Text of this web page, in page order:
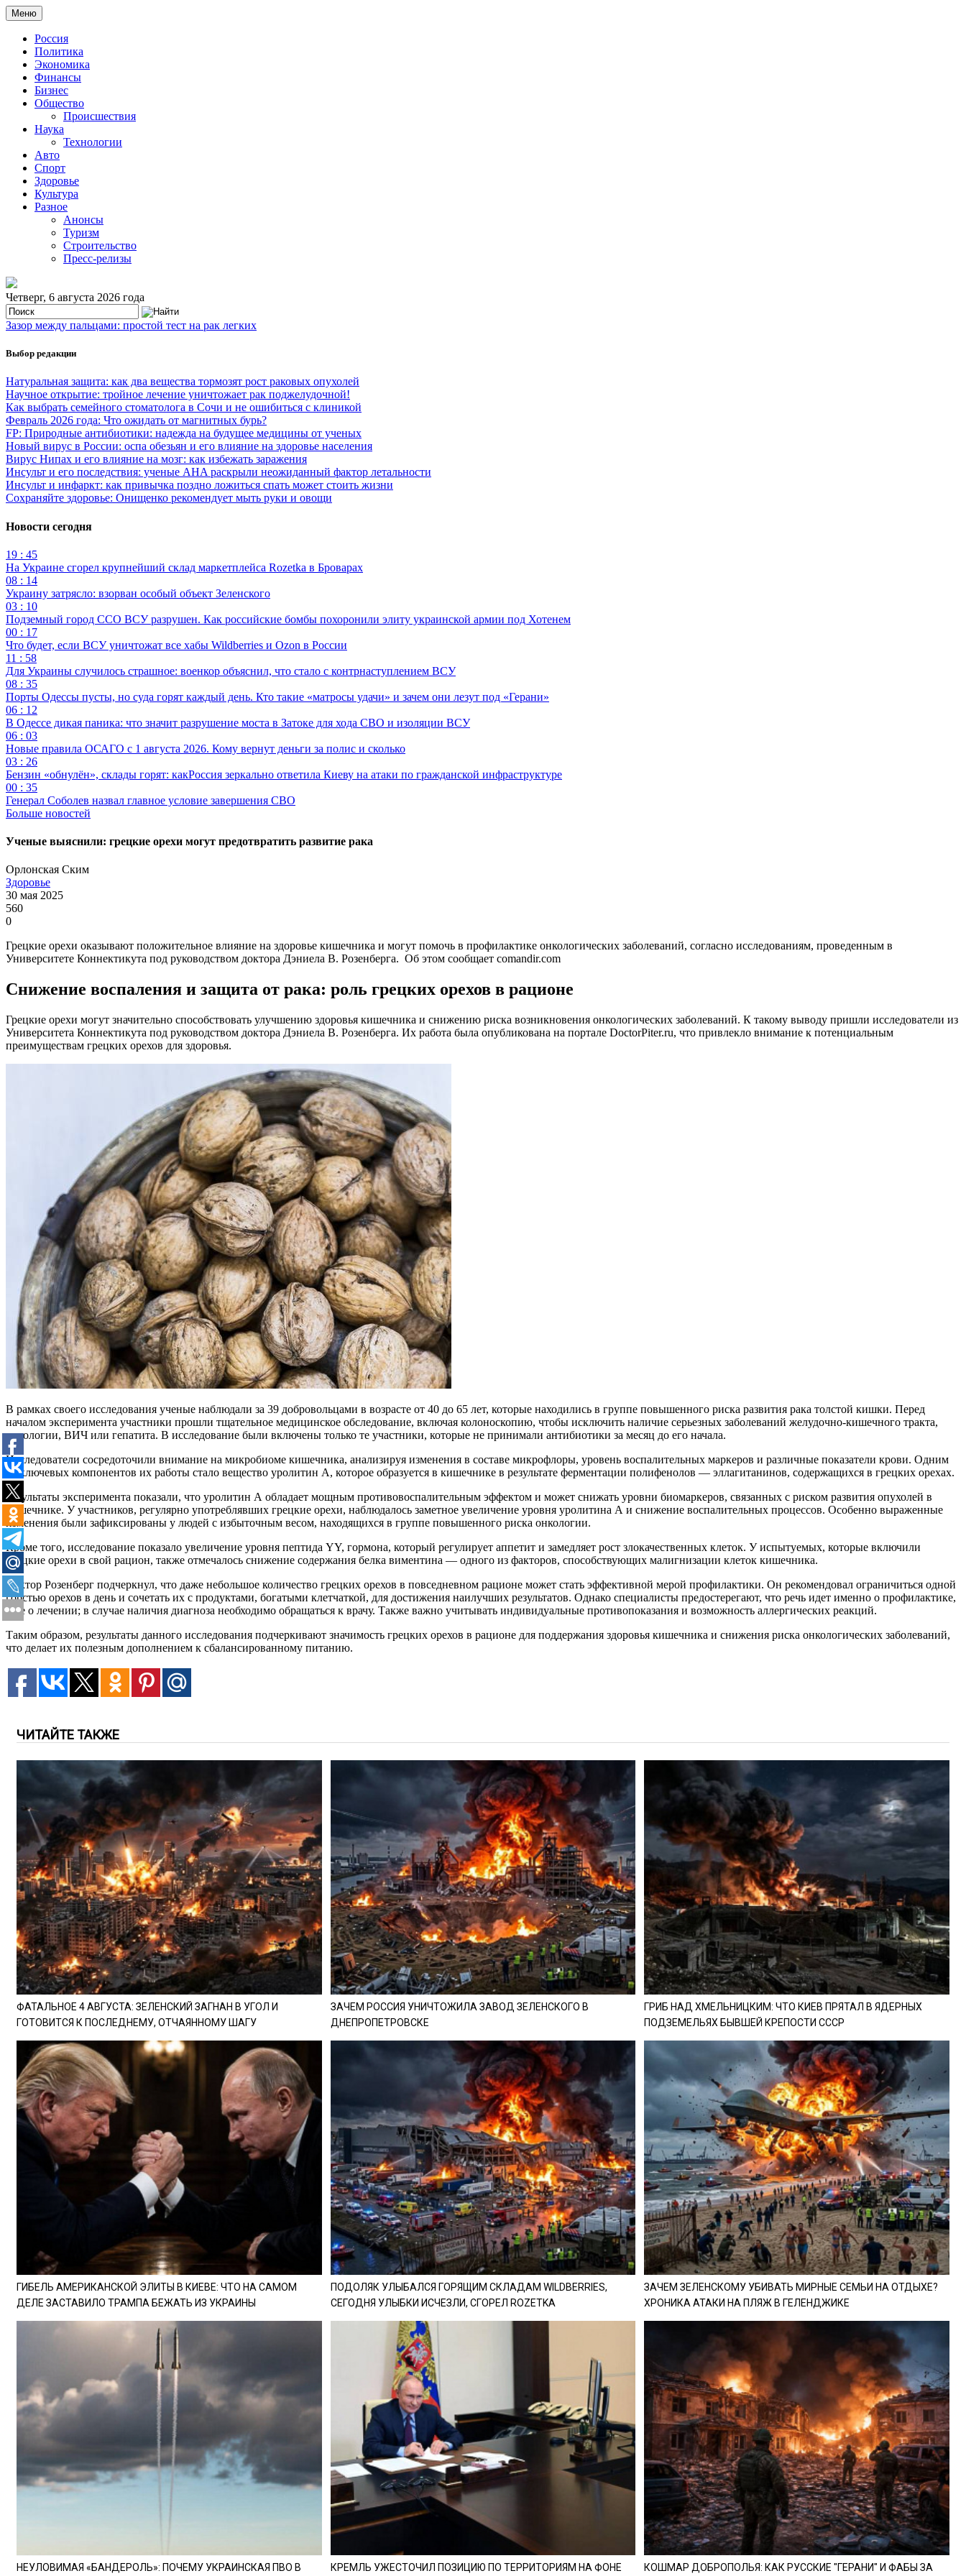
Меню
Россия
Политика
Экономика
Финансы
Бизнес
Общество
Происшествия
Наука
Технологии
Авто
Спорт
Здоровье
Культура
Разное
Анонсы
Туризм
Строительство
Пресс-релизы
Четверг, 6 августа 2026 года
Зазор между пальцами: простой тест на рак легких
Выбор редакции
Натуральная защита: как два вещества тормозят рост раковых опухолей
Научное открытие: тройное лечение уничтожает рак поджелудочной!
Как выбрать семейного стоматолога в Сочи и не ошибиться с клиникой
Февраль 2026 года: Что ожидать от магнитных бурь?
FP: Природные антибиотики: надежда на будущее медицины от ученых
Новый вирус в России: оспа обезьян и его влияние на здоровье населения
Вирус Нипах и его влияние на мозг: как избежать заражения
Инсульт и его последствия: ученые AHA раскрыли неожиданный фактор летальности
Инсульт и инфаркт: как привычка поздно ложиться спать может стоить жизни
Сохраняйте здоровье: Онищенко рекомендует мыть руки и овощи
Новости сегодня
19 : 45
На Украине сгорел крупнейший склад маркетплейса Rozetka в Броварах
08 : 14
Украину затрясло: взорван особый объект Зеленского
03 : 10
Подземный город ССО ВСУ разрушен. Как российские бомбы похоронили элиту украинской армии под Хотенем
00 : 17
Что будет, если ВСУ уничтожат все хабы Wildberries и Ozon в России
11 : 58
Для Украины случилось страшное: военкор объяснил, что стало с контрнаступлением ВСУ
08 : 35
Порты Одессы пусты, но суда горят каждый день. Кто такие «матросы удачи» и зачем они лезут под «Герани»
06 : 12
В Одессе дикая паника: что значит разрушение моста в Затоке для хода СВО и изоляции ВСУ
06 : 03
Новые правила ОСАГО с 1 августа 2026. Кому вернут деньги за полис и сколько
03 : 26
Бензин «обнулён», склады горят: какРоссия зеркально ответила Киеву на атаки по гражданской инфраструктуре
00 : 35
Генерал Соболев назвал главное условие завершения СВО
Больше новостей
Ученые выяснили: грецкие орехи могут предотвратить развитие рака
Орлонская Ским
Здоровье
30 мая 2025
560
0
Грецкие орехи оказывают положительное влияние на здоровье кишечника и могут помочь в профилактике онкологических заболеваний, согласно исследованиям, проведенным в
Университете Коннектикута под руководством доктора Дэниела В. Розенберга. Об этом сообщает comandir.com
Снижение воспаления и защита от рака: роль грецких орехов в рационе
Грецкие орехи могут значительно способствовать улучшению здоровья кишечника и снижению риска возникновения онкологических заболеваний. К такому выводу пришли исследователи из
Университета Коннектикута под руководством доктора Дэниела В. Розенберга. Их работа была опубликована на портале DoctorPiter.ru, что привлекло внимание к потенциальным
преимуществам грецких орехов для здоровья.
В рамках своего исследования ученые наблюдали за 39 добровольцами в возрасте от 40 до 65 лет, которые находились в группе повышенного риска развития рака толстой кишки. Перед
началом эксперимента участники прошли тщательное медицинское обследование, включая колоноскопию, чтобы исключить наличие серьезных заболеваний желудочно-кишечного тракта,
онкологии, ВИЧ или гепатита. В исследование были включены только те участники, которые не принимали антибиотики за месяц до его начала.
Исследователи сосредоточили внимание на микробиоме кишечника, анализируя изменения в составе микрофлоры, уровень воспалительных маркеров и различные показатели крови. Одним
из ключевых компонентов их работы стало вещество уролитин А, которое образуется в кишечнике в результате ферментации полифенолов — эллагитанинов, содержащихся в грецких орехах.
Результаты эксперимента показали, что уролитин А обладает мощным противовоспалительным эффектом и может снижать уровни биомаркеров, связанных с риском развития опухолей в
кишечнике. У участников, регулярно употреблявших грецкие орехи, наблюдалось заметное увеличение уровня уролитина А и снижение воспалительных процессов. Особенно выраженные
изменения были зафиксированы у людей с избыточным весом, находящихся в группе повышенного риска онкологии.
Кроме того, исследование показало увеличение уровня пептида YY, гормона, который регулирует аппетит и замедляет рост злокачественных клеток. У испытуемых, которые включили
грецкие орехи в свой рацион, также отмечалось снижение содержания белка виментина — одного из факторов, способствующих малигнизации клеток кишечника.
Доктор Розенберг подчеркнул, что даже небольшое количество грецких орехов в повседневном рационе может стать эффективной мерой профилактики. Он рекомендовал ограничиться одной
горстью орехов в день и сочетать их с продуктами, богатыми клетчаткой, для достижения наилучших результатов. Однако специалисты предостерегают, что речь идет именно о профилактике,
а не о лечении; в случае наличия диагноза необходимо обращаться к врачу. Также важно учитывать индивидуальные противопоказания и возможность аллергических реакций.
Таким образом, результаты данного исследования подчеркивают значимость грецких орехов в рационе для поддержания здоровья кишечника и снижения риска онкологических заболеваний,
что делает их полезным дополнением к сбалансированному питанию.
ЧИТАЙТЕ ТАКЖЕ
ФАТАЛЬНОЕ 4 АВГУСТА: ЗЕЛЕНСКИЙ ЗАГНАН В УГОЛ И
ГОТОВИТСЯ К ПОСЛЕДНЕМУ, ОТЧАЯННОМУ ШАГУ
ЗАЧЕМ РОССИЯ УНИЧТОЖИЛА ЗАВОД ЗЕЛЕНСКОГО В
ДНЕПРОПЕТРОВСКЕ
ГРИБ НАД ХМЕЛЬНИЦКИМ: ЧТО КИЕВ ПРЯТАЛ В ЯДЕРНЫХ
ПОДЗЕМЕЛЬЯХ БЫВШЕЙ КРЕПОСТИ СССР
ГИБЕЛЬ АМЕРИКАНСКОЙ ЭЛИТЫ В КИЕВЕ: ЧТО НА САМОМ
ДЕЛЕ ЗАСТАВИЛО ТРАМПА БЕЖАТЬ ИЗ УКРАИНЫ
ПОДОЛЯК УЛЫБАЛСЯ ГОРЯЩИМ СКЛАДАМ WILDBERRIES,
СЕГОДНЯ УЛЫБКИ ИСЧЕЗЛИ, СГОРЕЛ ROZETKA
ЗАЧЕМ ЗЕЛЕНСКОМУ УБИВАТЬ МИРНЫЕ СЕМЬИ НА ОТДЫХЕ?
ХРОНИКА АТАКИ НА ПЛЯЖ В ГЕЛЕНДЖИКЕ
НЕУЛОВИМАЯ «БАНДЕРОЛЬ»: ПОЧЕМУ УКРАИНСКАЯ ПВО В КРЕМЛЬ УЖЕСТОЧИЛ ПОЗИЦИЮ ПО ТЕРРИТОРИЯМ НА ФОНЕ КОШМАР ДОБРОПОЛЬЯ: КАК РУССКИЕ "ГЕРАНИ" И ФАБЫ ЗА